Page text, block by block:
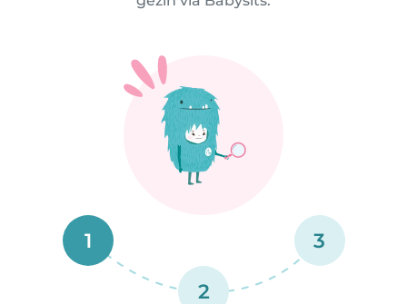
1
2
3